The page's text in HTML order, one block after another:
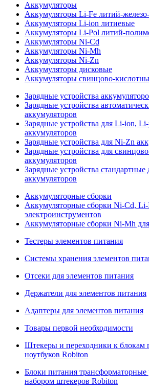
Аккумуляторы
Аккумуляторы Li-Fe литий-
Аккумуляторы Li-ion литиевые
Аккумуляторы Li-Pol литий-
Аккумуляторы Ni-Cd
Аккумуляторы Ni-Mh
Аккумуляторы Ni-Zn
Аккумуляторы дисковые
Аккумуляторы свинцово-
Зарядные устройства
Зарядные устройства
аккумуляторов
Зарядные устройства для Li-ion,
аккумуляторов
Зарядные устройства для Ni-Zn
Зарядные устройства для
аккумуляторов
Зарядные устройства
аккумуляторов
Аккумуляторные сборки
Аккумуляторные сборки Ni-Cd, Li-
электроинструментов
Аккумуляторные сборки Ni-Mh
Тестеры элементов питания
Системы хранения элементов
Отсеки для элементов питания
Держатели для элементов питания
Адаптеры для элементов питания
Товары первой необходимости
Штекеры и переходники к блокам
ноутбуков Robiton
Блоки питания трансформаторные
набором штекеров Robiton